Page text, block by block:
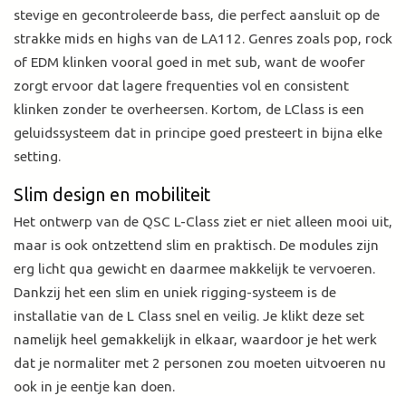
stevige en gecontroleerde bass, die perfect aansluit op de
strakke mids en highs van de LA112. Genres zoals pop, rock
of EDM klinken vooral goed in met sub, want de woofer
zorgt ervoor dat lagere frequenties vol en consistent
klinken zonder te overheersen. Kortom, de LClass is een
geluidssysteem dat in principe goed presteert in bijna elke
setting.
Slim design en mobiliteit
Het ontwerp van de QSC L-Class ziet er niet alleen mooi uit,
maar is ook ontzettend slim en praktisch. De modules zijn
erg licht qua gewicht en daarmee makkelijk te vervoeren.
Dankzij het een slim en uniek rigging-systeem is de
installatie van de L Class snel en veilig. Je klikt deze set
namelijk heel gemakkelijk in elkaar, waardoor je het werk
dat je normaliter met 2 personen zou moeten uitvoeren nu
ook in je eentje kan doen.